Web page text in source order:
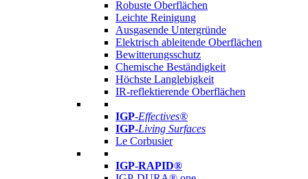
Robuste Oberflächen
Leichte Reinigung
Ausgasende Untergründe
Elektrisch ableitende Oberflächen
Bewitterungsschutz
Chemische Beständigkeit
Höchste Langlebigkeit
IR-reflektierende Oberflächen
IGP-Effectives®
IGP-Living Surfaces
Le Corbusier
IGP-RAPID®